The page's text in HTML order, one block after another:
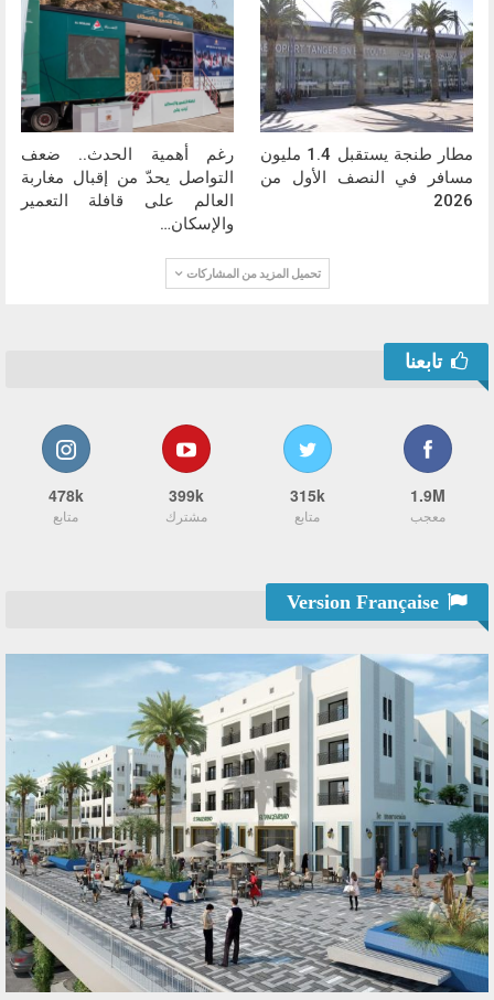
مطار طنجة يستقبل 1.4 مليون
مسافر في النصف الأول من
2026
رغم أهمية الحدث.. ضعف
التواصل يحدّ من إقبال مغاربة
العالم على قافلة التعمير
والإسكان…
تحميل المزيد من المشاركات
تابعنا
1.9M
معجب
315k
متابع
399k
مشترك
478k
متابع